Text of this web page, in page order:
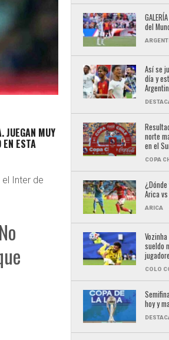
. JUEGAN MUY
EN ESTA
Inter de
del
Así se
día y
norte
en el
COPA
Arica
ARICA
sueldo
COLO
hoy y